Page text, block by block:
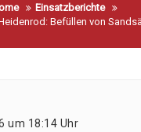
Einsatzberichte
Befüllen von
um 18:14 Uhr